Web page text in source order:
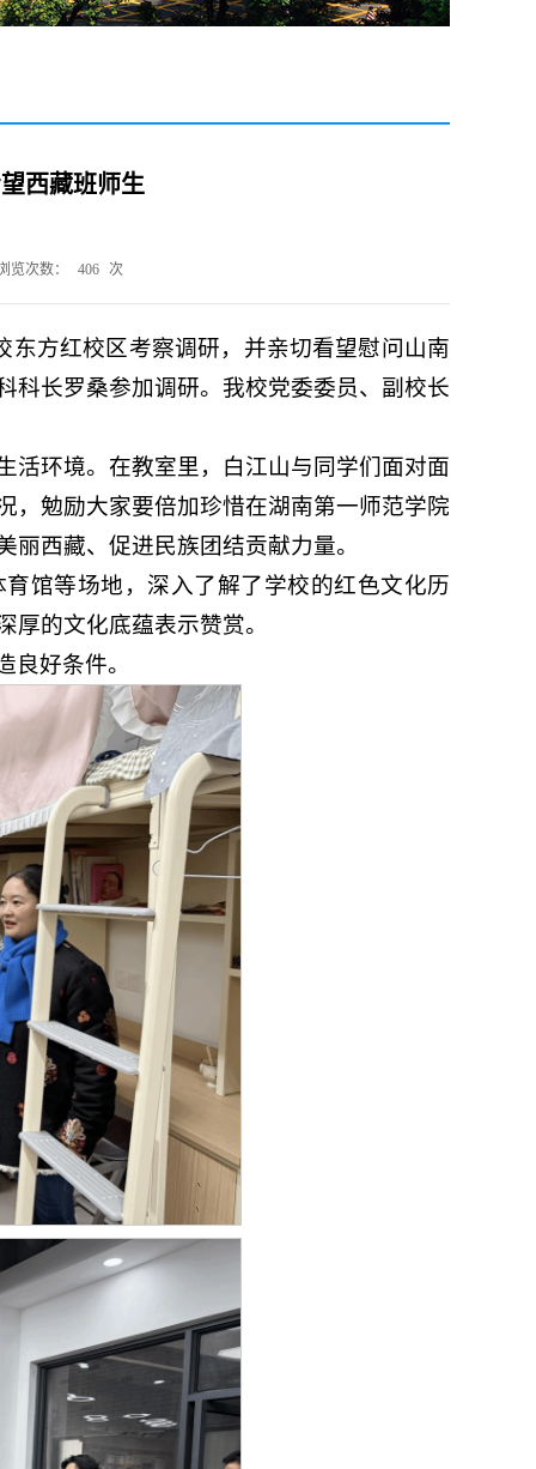
西藏班师生
览次数： 406 次
方红校区考察调研，并亲切看望慰问山南
科长罗桑参加调研。我校党委委员、副校长
活环境。在教室里，白江山与同学们面对面
，勉励大家要倍加珍惜在湖南第一师范学院
西藏、促进民族团结贡献力量。
馆等场地，深入了解了学校的红色文化历
的文化底蕴表示赞赏。
好条件。